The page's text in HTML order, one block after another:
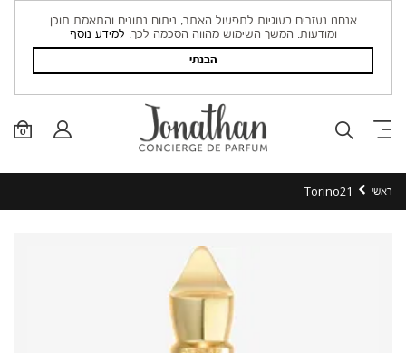
0
ראשי Torino21
אנחנו נעזרים בעוגיות לתפעול האתר, ניתוח נתונים והתאמת תוכן
ומודעות. המשך השימוש מהווה הסכמה לכך. למידע נוסף
הבנתי